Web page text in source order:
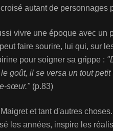
autant de personnages
vivre une époque avec un
faire sourire, lui qui, sur
pour soigner sa grippe :
goût, il se versa un tout
sœur." (p.83)
et tant d'autres
les années, inspire les